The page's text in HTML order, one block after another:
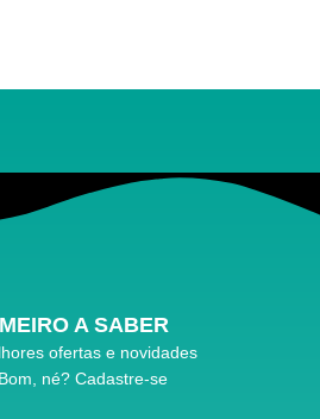
A SABER
ofertas e novidades
né? Cadastre-se